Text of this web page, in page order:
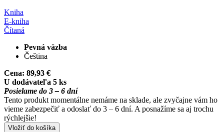
Kniha
E-kniha
Čítaná
Pevná väzba
Čeština
Cena: 89,93 €
U dodávateľa 5 ks
Posielame do 3 – 6 dní
Tento produkt momentálne nemáme na sklade, ale zvyčajne vám ho
vieme zabezpečiť a odoslať do 3 – 6 dní. A posnažíme sa aj trochu
rýchlejšie!
Vložiť do košíka